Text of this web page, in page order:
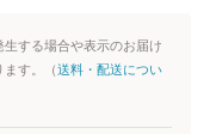
する場合や表示のお届け
す。（送料・配送につい